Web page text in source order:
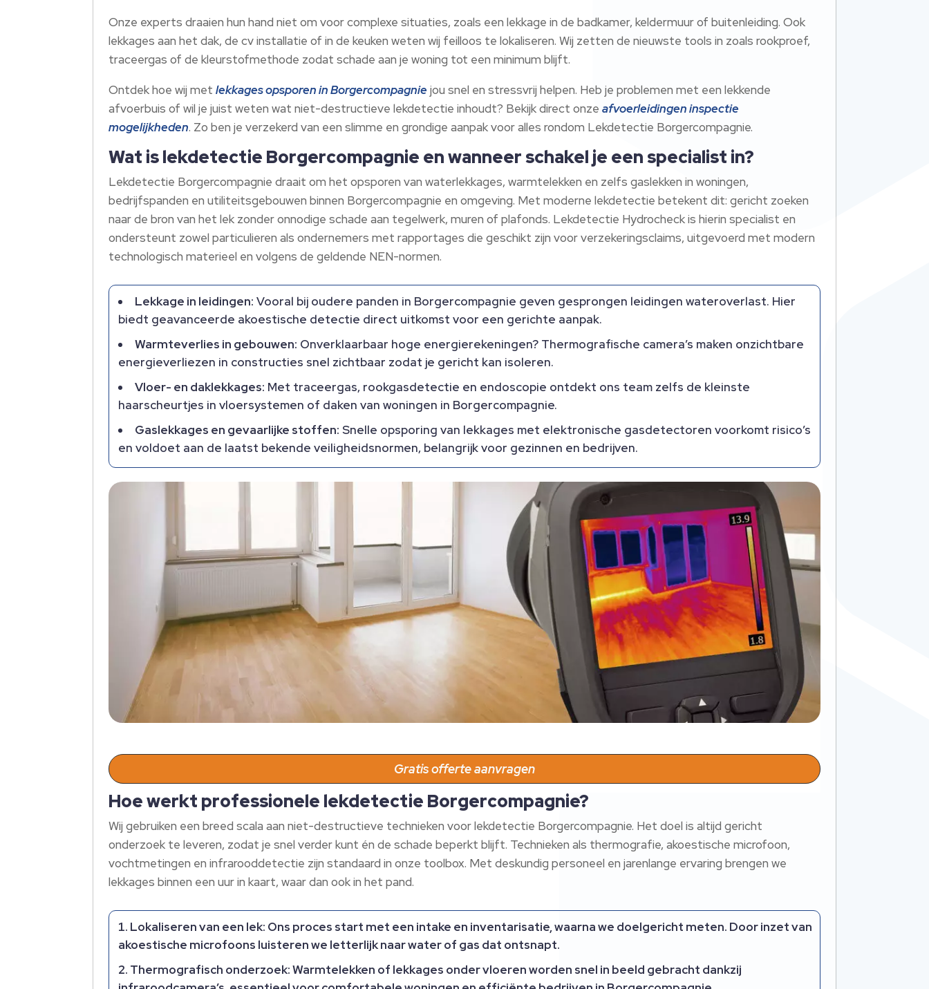
Onze experts draaien hun hand niet om voor complexe situaties, zoals een lekkage in de badkamer, keldermuur of buitenleiding. Ook
lekkages aan het dak, de cv installatie of in de keuken weten wij feilloos te lokaliseren. Wij zetten de nieuwste tools in zoals rookproef,
traceergas of de kleurstofmethode zodat schade aan je woning tot een minimum blijft.
Ontdek hoe wij metlekkages opsporen in Borgercompagnie jou snel en stressvrij helpen. Heb je problemen met een lekkende
afvoerbuis of wil je juist weten wat niet-destructieve lekdetectie inhoudt? Bekijk direct onzeafvoerleidingen inspectie
mogelijkheden. Zo ben je verzekerd van een slimme en grondige aanpak voor alles rondom Lekdetectie Borgercompagnie.
Wat is lekdetectie Borgercompagnie en wanneer schakel je een specialist in?
Lekdetectie Borgercompagnie draait om het opsporen van waterlekkages, warmtelekken en zelfs gaslekken in woningen,
bedrijfspanden en utiliteitsgebouwen binnen Borgercompagnie en omgeving. Met moderne lekdetectie betekent dit: gericht zoeken
naar de bron van het lek zonder onnodige schade aan tegelwerk, muren of plafonds. Lekdetectie Hydrocheck is hierin specialist en
ondersteunt zowel particulieren als ondernemers met rapportages die geschikt zijn voor verzekeringsclaims, uitgevoerd met modern
technologisch materieel en volgens de geldende NEN-normen.
Lekkage in leidingen: Vooral bij oudere panden in Borgercompagnie geven gesprongen leidingen wateroverlast. Hier
biedt geavanceerde akoestische detectie direct uitkomst voor een gerichte aanpak.
Warmteverlies in gebouwen: Onverklaarbaar hoge energierekeningen? Thermografische camera’s maken onzichtbare
energieverliezen in constructies snel zichtbaar zodat je gericht kan isoleren.
Vloer- en daklekkages: Met traceergas, rookgasdetectie en endoscopie ontdekt ons team zelfs de kleinste
haarscheurtjes in vloersystemen of daken van woningen in Borgercompagnie.
Gaslekkages en gevaarlijke stoffen: Snelle opsporing van lekkages met elektronische gasdetectoren voorkomt risico’s
en voldoet aan de laatst bekende veiligheidsnormen, belangrijk voor gezinnen en bedrijven.
Gratis offerte aanvragen
Hoe werkt professionele lekdetectie Borgercompagnie?
Wij gebruiken een breed scala aan niet-destructieve technieken voor lekdetectie Borgercompagnie. Het doel is altijd gericht
onderzoek te leveren, zodat je snel verder kunt én de schade beperkt blijft. Technieken als thermografie, akoestische microfoon,
vochtmetingen en infrarooddetectie zijn standaard in onze toolbox. Met deskundig personeel en jarenlange ervaring brengen we
lekkages binnen een uur in kaart, waar dan ook in het pand.
Lokaliseren van een lek: Ons proces start met een intake en inventarisatie, waarna we doelgericht meten. Door inzet van
akoestische microfoons luisteren we letterlijk naar water of gas dat ontsnapt.
Thermografisch onderzoek:Warmtelekken of lekkages onder vloeren worden snel in beeld gebracht dankzij